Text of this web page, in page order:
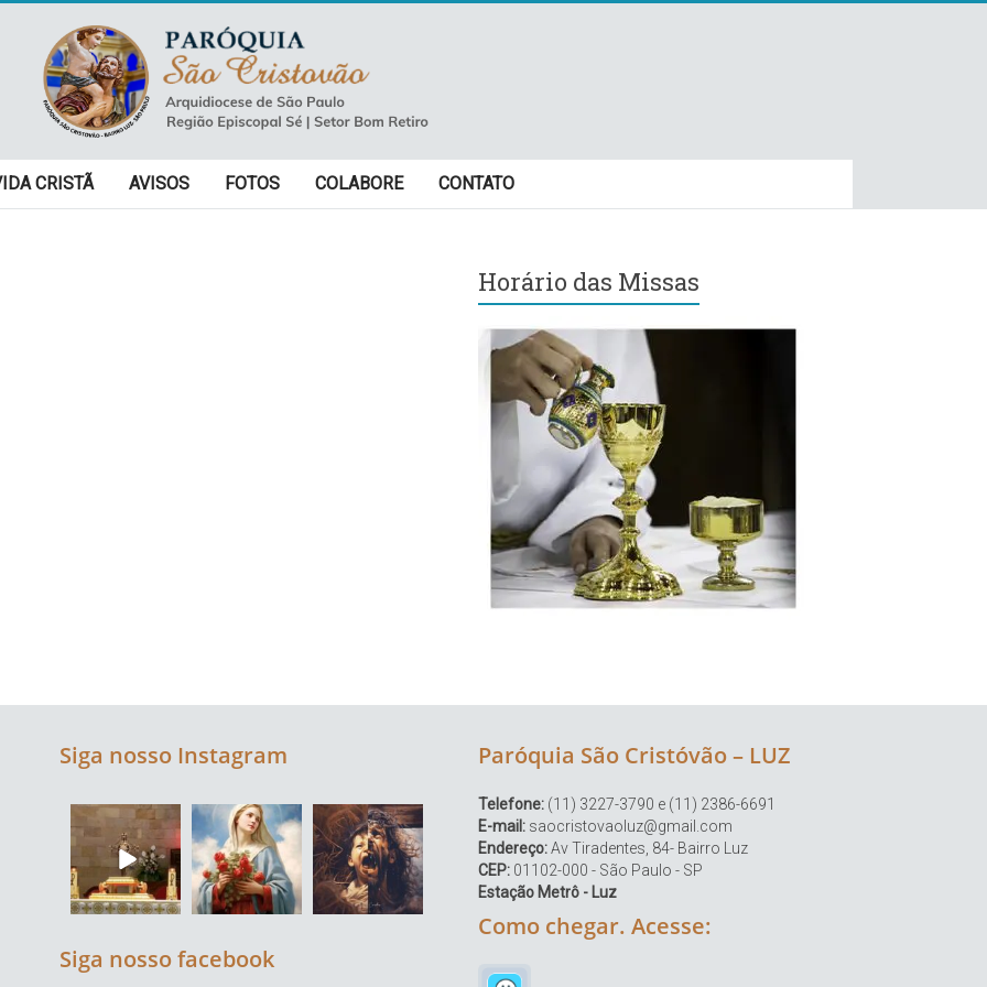
CRISTÃ AVISOS FOTOS COLABORE CONTATO
Horário das Missas
Siga nosso Instagram
Siga nosso facebook
Paróquia São Cristóvão – LUZ
Telefone: (11) 3227-3790 e (11) 2386-6691
E-mail: saocristovaoluz@gmail.com
Endereço:Av Tiradentes, 84- Bairro Luz
CEP: 01102-000 - São Paulo - SP
Estação Metrô - Luz
Como chegar. Acesse: